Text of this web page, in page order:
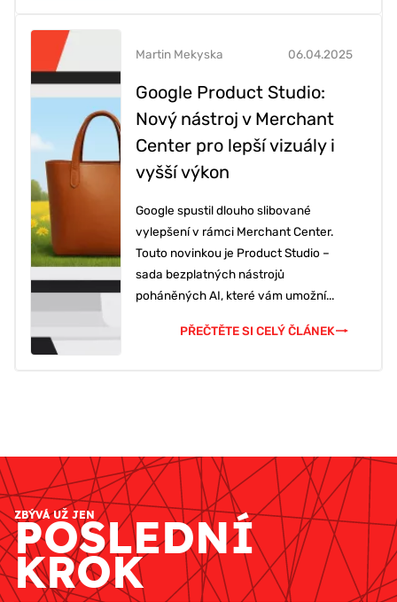
Google Product Studio:
Nový nástroj v Merchant
Center pro lepší vizuály i
vyšší výkon
06.04.2025
Martin Mekyska
Google spustil dlouho slibované
vylepšení v rámci Merchant Center.
Touto novinkou je Product Studio –
sada bezplatných nástrojů
poháněných AI, které vám umožní...
PŘEČTĚTE SI CELÝ ČLÁNEK
ZBÝVÁ UŽ JEN
POSLEDNÍ
KROK